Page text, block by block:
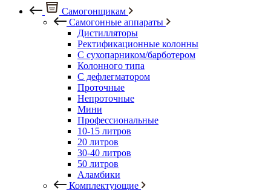
Самогонщикам
Самогонные аппараты
Дистилляторы
Ректификационные колонны
С сухопарником/барботером
Колонного типа
С дефлегматором
Проточные
Непроточные
Мини
Профессиональные
10-15 литров
20 литров
30-40 литров
50 литров
Аламбики
Комплектующие